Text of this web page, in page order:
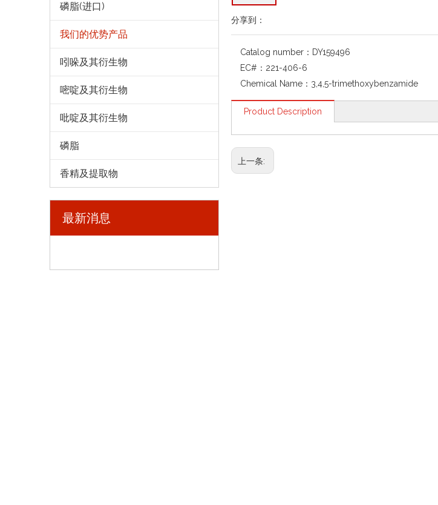
磷脂(进口)
我们的优势产品
吲哚及其衍生物
嘧啶及其衍生物
吡啶及其衍生物
磷脂
香精及提取物
最新消息
分享到：
Catalog number： DY159496
EC#： 221-406-6
Chemical Name： 3,4,5-trimethoxybenzamide
Product Description
上一条: